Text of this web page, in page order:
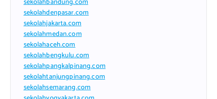
sekolahbandung.com
sekolahdenpasar.com
sekolahjakarta.com
sekolahmedan.com
sekolahaceh.com
sekolahbengkulu.com
sekolahpangkalpinang.com
sekolahtanjungpinang.com
sekolahsemarang.com